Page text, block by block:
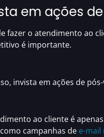
em ações
fazer o atendimento ao
é importante.
invista em ações de
ao cliente é
campanhas de e-mail